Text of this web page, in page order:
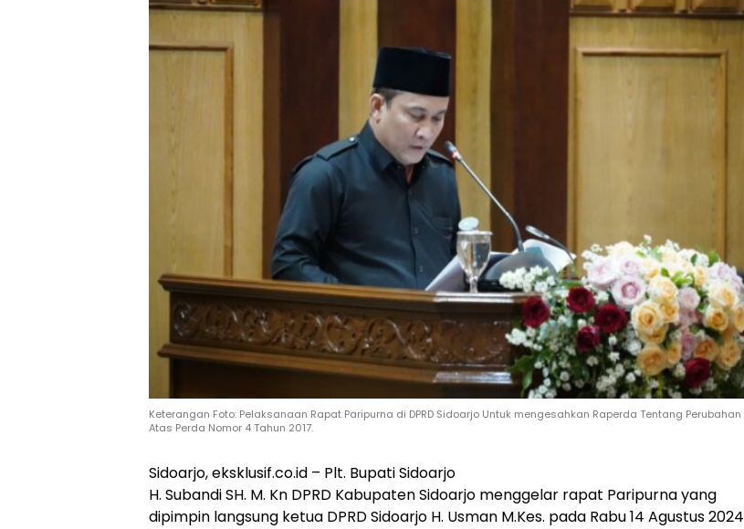
Keterangan Foto: Pelaksanaan Rapat Paripurna di DPRD Sidoarjo Untuk mengesahkan Raperda Tentang Perubahan
Atas Perda Nomor 4 Tahun 2017.
Sidoarjo, eksklusif.co.id – Plt. Bupati Sidoarjo
H. Subandi SH. M. Kn DPRD Kabupaten Sidoarjo menggelar rapat Paripurna yang
dipimpin langsung ketua DPRD Sidoarjo H. Usman M.Kes. pada Rabu 14 Agustus 2024